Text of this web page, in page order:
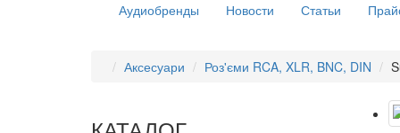
Аудиобренды Новости Статьи
Аксесуари Роз'єми RCA, XLR, BNC, DIN